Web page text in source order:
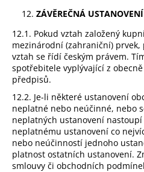
ZÁVĚREČNÁ USTANOVENÍ
12.1. Pokud vztah založený
mezinárodní (zahraniční)
vztah se řídí českým právem.
spotřebitele vyplývající z
předpisů.
12.2. Je-li některé ustanovení
neplatné nebo neúčinné, nebo
neplatných ustanovení
neplatnému ustanovení co
nebo neúčinností jednoho
platnost ostatních ustanovení.
smlouvy či obchodních